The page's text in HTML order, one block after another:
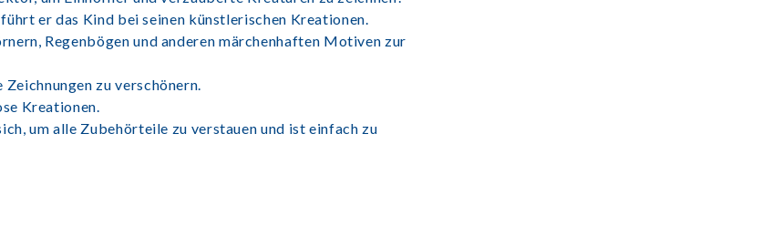
er das Kind bei seinen künstlerischen Kreationen.
Regenbögen und anderen märchenhaften Motiven zur
zu verschönern.
Kreationen.
um alle Zubehörteile zu verstauen und ist einfach zu